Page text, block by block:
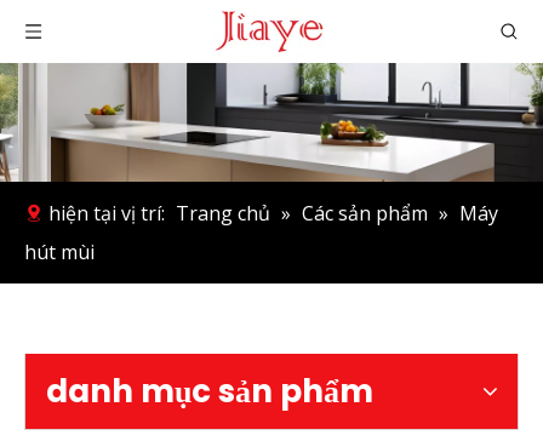
hiện tại vị trí: Trang chủ » Các sản phẩm » Máy
hút mùi
danh mục sản phẩm